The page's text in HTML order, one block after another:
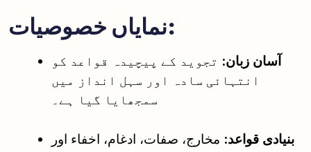
نمایاں خصوصیات:
آسان زبان: تجوید کے پیچیدہ قواعد کو
انتہائی سادہ اور سہل انداز میں
سمجھایا گیا ہے۔
بنیادی قواعد: مخارج، صفات، ادغام، اخفاء اور